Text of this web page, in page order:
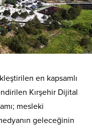
en kapsamlı
Kırşehir Dijital
mesleki
geleceğinin